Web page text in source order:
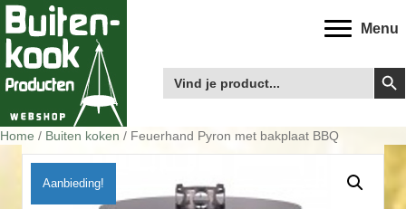
Menu
Zoek
naar:
Home / Buiten koken / Feuerhand Pyron met bakplaat BBQ
Aanbieding!